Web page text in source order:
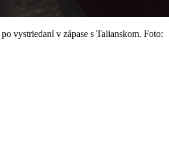
vystriedaní v zápase s Talianskom. Foto: